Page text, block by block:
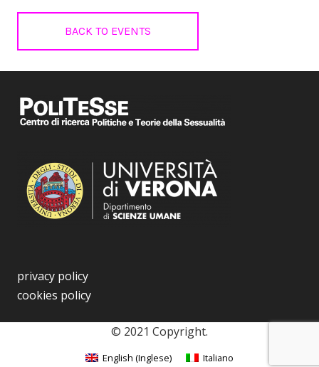
BACK TO EVENTS
privacy policy
cookies policy
© 2021 Copyright.
English (Inglese) Italiano